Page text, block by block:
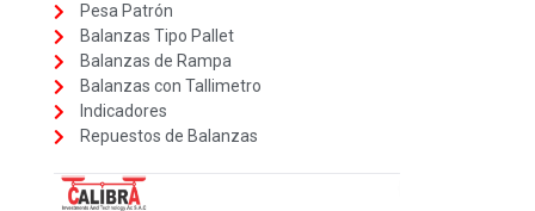
Pesa Patrón
Balanzas Tipo Pallet
Balanzas de Rampa
Balanzas con Tallimetro
Indicadores
Repuestos de Balanzas